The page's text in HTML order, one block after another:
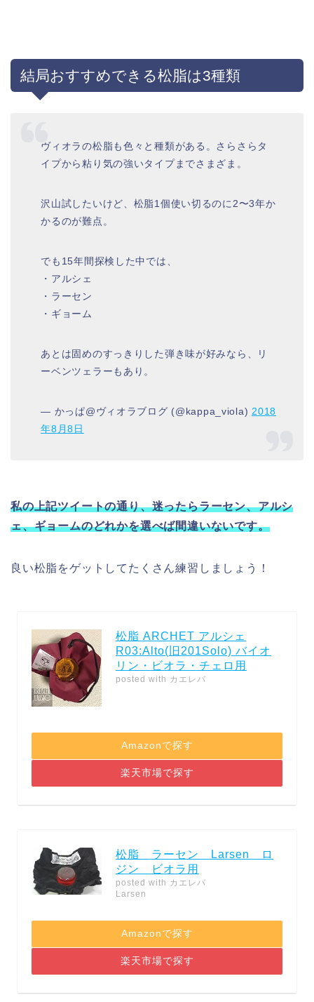
結局おすすめできる松脂は3種類
ヴィオラの松脂も色々と種類がある。さらさらタ
イプから粘り気の強いタイプまでさまざま。
沢山試したいけど、松脂1個使い切るのに2〜3年か
かるのが難点。
でも15年間探検した中では、
・アルシェ
・ラーセン
・ギョーム
あとは固めのすっきりした弾き味が好みなら、リ
ーベンツェラーもあり。
— かっぱ@ヴィオラブログ (@kappa_viola) 2018
年8月8日
私の上記ツイートの通り、迷ったらラーセン、アルシ
ェ、ギョームのどれかを選べば間違いないです。
良い松脂をゲットしてたくさん練習しましょう！
松脂 ARCHET アルシェ
R03:Alto(旧201Solo) バイオ
リン・ビオラ・チェロ用
posted with カエレバ
Amazonで探す
楽天市場で探す
松脂 ラーセン Larsen ロ
ジン ビオラ用
posted with カエレバ
Larsen
Amazonで探す
楽天市場で探す